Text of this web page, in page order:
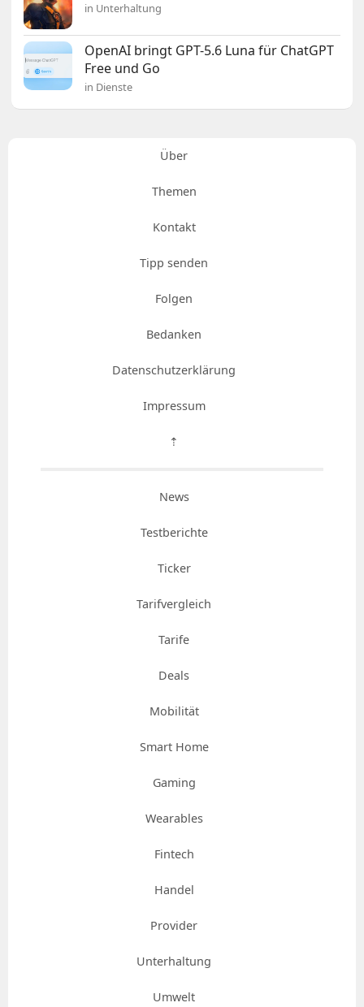
in Unterhaltung
OpenAI bringt GPT-5.6 Luna für ChatGPT
Free und Go
in Dienste
Über
Themen
Kontakt
Tipp senden
Folgen
Bedanken
Datenschutzerklärung
Impressum
⇡
News
Testberichte
Ticker
Tarifvergleich
Tarife
Deals
Mobilität
Smart Home
Gaming
Wearables
Fintech
Handel
Provider
Unterhaltung
Umwelt